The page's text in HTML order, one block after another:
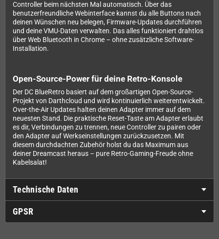
Controller beim nächsten Mal automatisch. Über das
benutzerfreundliche Webinterface kannst du alle Buttons nach
deinen Wünschen neu belegen, Firmware-Updates durchführen
und deine VMU-Daten verwalten. Das alles funktioniert drahtlos
über Web Bluetooth in Chrome – ohne zusätzliche Software-
Installation.
Open-Source-Power für deine Retro-Konsole
Der DC BlueRetro basiert auf dem großartigen Open-Source-
Projekt von Darthcloud und wird kontinuierlich weiterentwickelt.
Over-the-Air Updates halten deinen Adapter immer auf dem
neuesten Stand. Die praktische Reset-Taste am Adapter erlaubt
es dir, Verbindungen zu trennen, neue Controller zu pairen oder
den Adapter auf Werkseinstellungen zurückzusetzen. Mit
diesem durchdachten Zubehör holst du das Maximum aus
deiner Dreamcast heraus – pure Retro-Gaming-Freude ohne
Kabelsalat!
Technische Daten
GPSR